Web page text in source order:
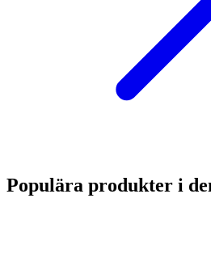
Populära produkter i